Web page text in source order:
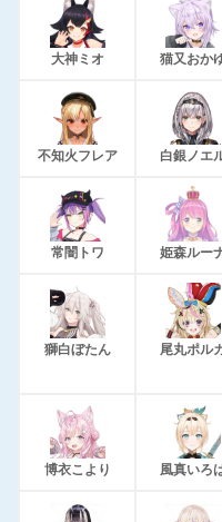
大神ミオ 猫又おか
不知火フレア 白銀ノエ
常闇トワ 姫森ルー
獅白ぼたん 尾丸ポル
博衣こより 風真いろ